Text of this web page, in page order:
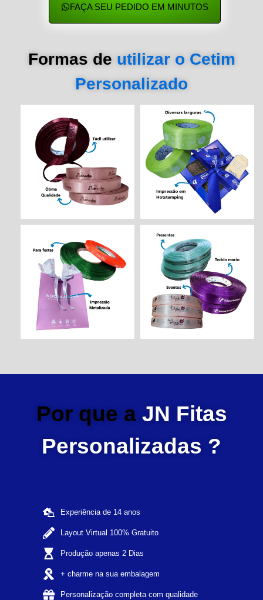
FAÇA SEU PEDIDO EM MINUTOS
Formas de utilizar o Cetim
Personalizado
Por que a JN Fitas
Personalizadas ?
Experiência de 14 anos
Layout Virtual 100% Gratuito
Produção apenas 2 Dias
+ charme na sua embalagem
Personalização completa com qualidade